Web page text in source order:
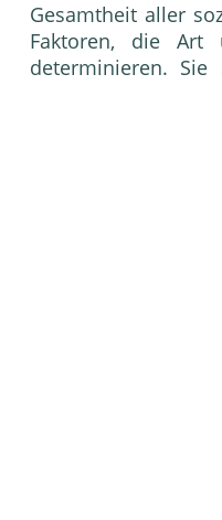
Gesamtheit aller
Faktoren, die
determinieren.